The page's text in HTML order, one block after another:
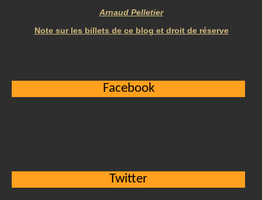
Arnaud Pelletier
Note sur les billets de ce blog et droit de réserve
Facebook
Twitter